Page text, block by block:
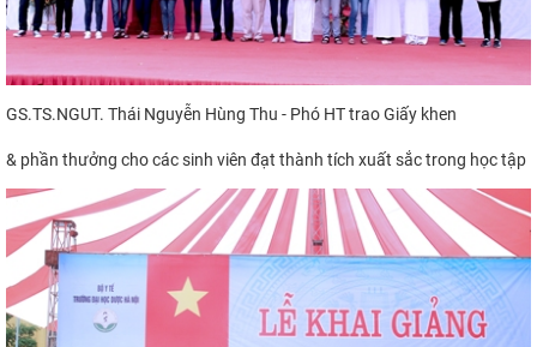
GS.TS.NGUT. Thái Nguyễn Hùng Thu - Phó HT traoGiấy khen
& phần thưởng cho các sinh viên đạt thành tích xuất sắc trong học tập